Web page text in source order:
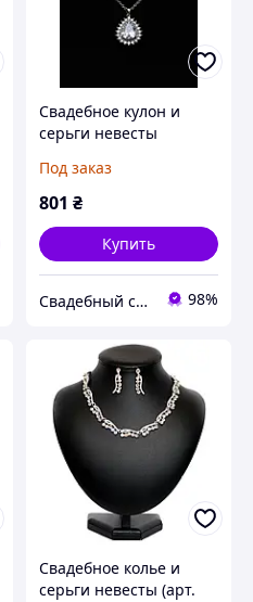
Свадебное кулон и
серьги невесты
Под заказ
801 ₴
Купить
Свадебный салон "ПРИНЦЕССА" 98%
Свадебное колье и
серьги невесты (арт.